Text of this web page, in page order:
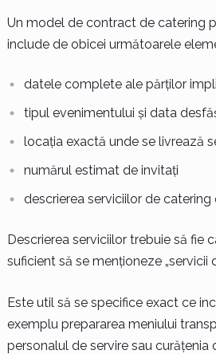
Un model de contract de catering
include de obicei următoarele
datele complete ale părților
tipul evenimentului și data
locația exactă unde se livrează
numărul estimat de invitați
descrierea serviciilor de catering
Descrierea serviciilor trebuie să fie
suficient să se menționeze „servicii
Este util să se specifice exact ce
exemplu prepararea meniului
personalul de servire sau curățenia